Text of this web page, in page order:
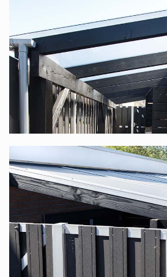
Sie suchen nach einem
Unterkonstruktion aus
nach Maß produziert? Diese finden
Douglasienholz
Polycarbonat-Komplettdach in
verschiedenen Maßen
Dieses Komplettdach bieten wir in
Maßen an. Die Standardbreite
12,06 m (dank unseres modularen
stufenlos), die Tiefe ist in 6 Größen
3,5 m, 4 m, 4,5 m und 5 m. In
Wahl zwischen transparenten oder
Bedenken Sie, dass Sie, wenn Sie
an einem Tisch sitzen möchten,
3,5 m wählen sollten.